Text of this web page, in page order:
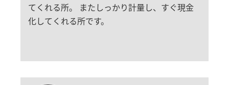
てくれる所。 またしっかり計量し、すぐ現金
化してくれる所です。